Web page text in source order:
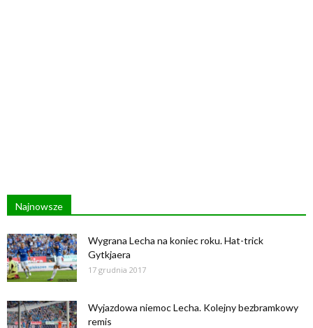
Najnowsze
Wygrana Lecha na koniec roku. Hat-trick
Gytkjaera
17 grudnia 2017
Wyjazdowa niemoc Lecha. Kolejny bezbramkowy
remis